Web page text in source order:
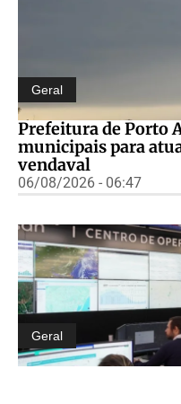
Geral
Prefeitura de Porto
municipais para
vendaval
06/08/2026 - 06:47
Geral